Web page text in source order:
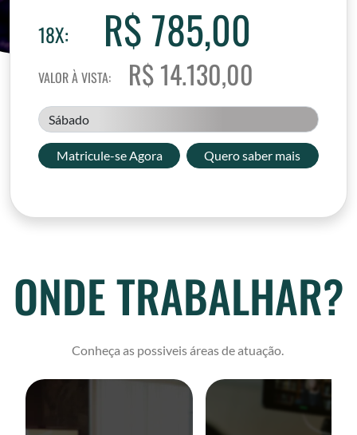
18X: R$ 785,00
VALOR À VISTA: R$ 14.130,00
Sábado
Matricule-se Agora Quero saber mais
ONDE TRABALHAR?
Conheça as possiveis áreas de atuação.